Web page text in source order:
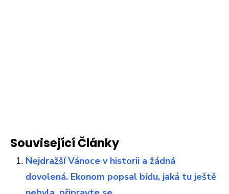
Související Články
Nejdražší Vánoce v historii a žádná
dovolená. Ekonom popsal bídu, jaká tu ještě